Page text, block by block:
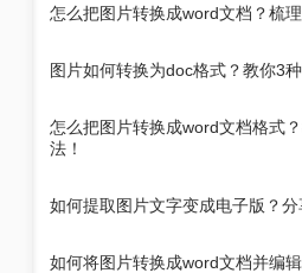
怎么把图片转换成word文档？梳
图片如何转换为doc格式？教你3
怎么把图片转换成word文档格式
法！
如何提取图片文字变成电子版？分
如何将图片转换成word文档并编